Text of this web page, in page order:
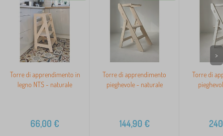
Torre di apprendimento in
legno NTS - naturale
66,00 €
Torre di apprendimento
pieghevole - naturale
144,90 €
Torre di
>